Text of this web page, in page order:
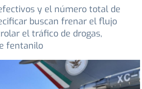
y el número total de
buscan frenar el flujo
el tráfico de drogas,
fentanilo